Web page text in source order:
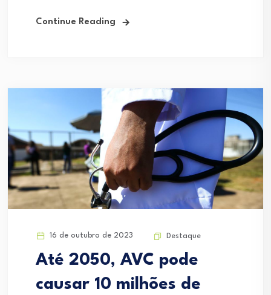
Continue Reading
16 de outubro de 2023 Destaque
Até 2050, AVC pode
causar 10 milhões de